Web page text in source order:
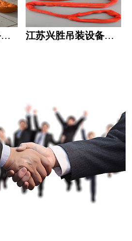
江苏兴胜吊装设备有限公司五大透明 江苏兴胜吊装设备有限公司运作模式